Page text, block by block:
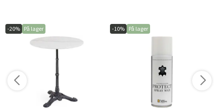
-20% På lager -10% På lager